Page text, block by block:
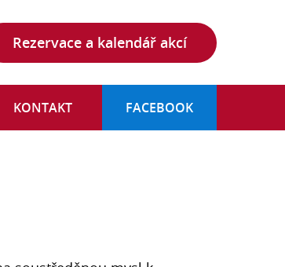
Rezervace a kalendář akcí
KONTAKT FACEBOOK